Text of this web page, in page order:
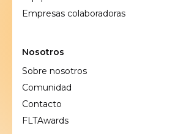
Empresas colaboradoras
Nosotros
Sobre nosotros
Comunidad
Contacto
FLTAwards